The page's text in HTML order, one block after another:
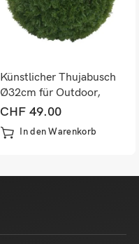
Künstlicher Thujabusch
Ø32cm für Outdoor,
Lebensbaum
Dekopflanze
CHF 49.00
In den Warenkorb